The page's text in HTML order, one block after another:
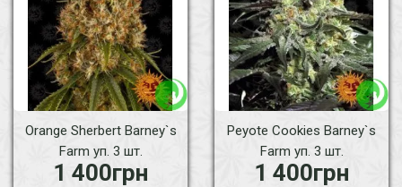
Orange Sherbert Barney`s
Farm уп. 3 шт.
1 400грн
Peyote Cookies Barney`s
Farm уп. 3 шт.
1 400грн